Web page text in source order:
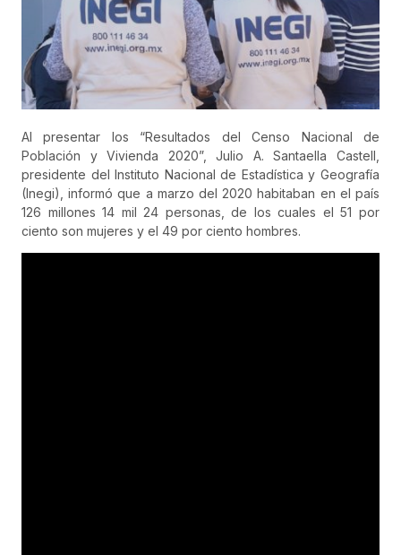
Al presentar los “Resultados del Censo Nacional de
Población y Vivienda 2020”, Julio A. Santaella Castell,
presidente del Instituto Nacional de Estadística y Geografía
(Inegi), informó que a marzo del 2020 habitaban en el país
126 millones 14 mil 24 personas, de los cuales el 51 por
ciento son mujeres y el 49 por ciento hombres.